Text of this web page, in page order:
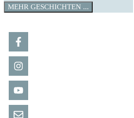
MEHR GESCHICHTEN ...